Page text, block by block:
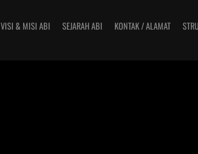
VISI & MISI ABI SEJARAH ABI KONTAK / ALAMAT